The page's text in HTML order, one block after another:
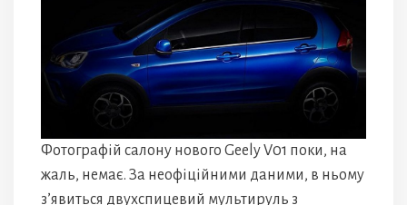
Фотографій салону нового Geely V01 поки, на
жаль, немає. За неофіційними даними, в ньому
з’явиться двухспицевий мультируль з